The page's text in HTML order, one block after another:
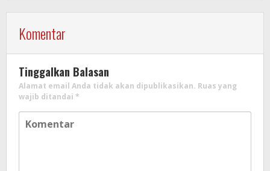
Komentar
Tinggalkan Balasan
Alamat email Anda tidak akan dipublikasikan. Ruas yang
wajib ditandai *